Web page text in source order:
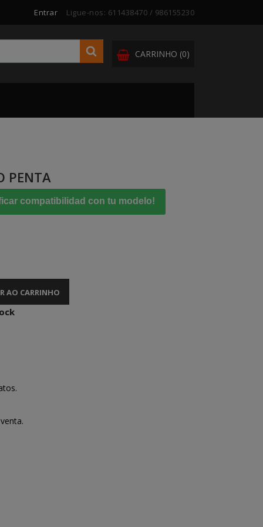
Entrar Ligue-nos: 611438470 / 986155230
CARRINHO (0)
PENTA
compatibilidad con tu modelo!
AO CARRINHO